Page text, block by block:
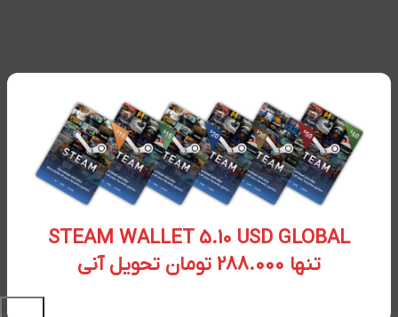
STEAM WALLET 5.10 USD GLOBAL
تنها 288.000 تومان تحویل آنی